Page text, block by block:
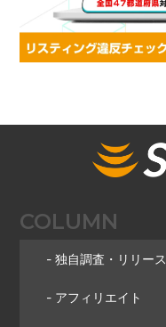
COLUMN
- 独自調査・リリース
- アフィリエイト